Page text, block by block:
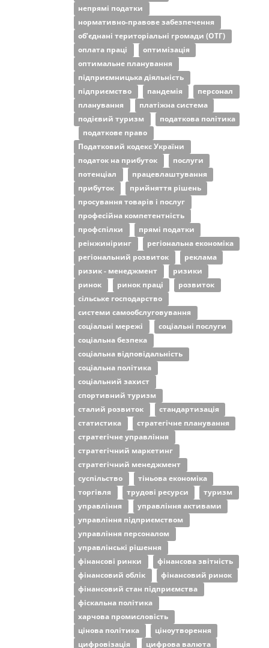
непрямі податки
нормативно-правове забезпечення
об’єднані територіальні громади (ОТГ)
оплата праці
оптимізація
оптимальне планування
підприємницька діяльність
підприємство
пандемія
персонал
планування
платіжна система
подієвий туризм
податкова політика
податкове право
Податковий кодекс України
податок на прибуток
послуги
потенціал
працевлаштування
прибуток
прийняття рішень
просування товарів і послуг
професійна компетентність
профспілки
прямі податки
реінжиніринг
регіональна економіка
регіональний розвиток
реклама
ризик - менеджмент
ризики
ринок
ринок праці
розвиток
сільське господарство
системи самообслуговування
соціальні мережі
соціальні послуги
соціальна безпека
соціальна відповідальність
соціальна політика
соціальний захист
спортивний туризм
сталий розвиток
стандартизація
статистика
стратегічне планування
стратегічне управління
стратегічний маркетинг
стратегічний менеджмент
суспільство
тіньова економіка
торгівля
трудові ресурси
туризм
управління
управління активами
управління підприємством
управління персоналом
управлінські рішення
фінансові ринки
фінансова звітність
фінансовий облік
фінансовий ринок
фінансовий стан підприємства
фіскальна політика
харчова промисловість
цінова політика
ціноутворення
цифровізація
цифрова валюта